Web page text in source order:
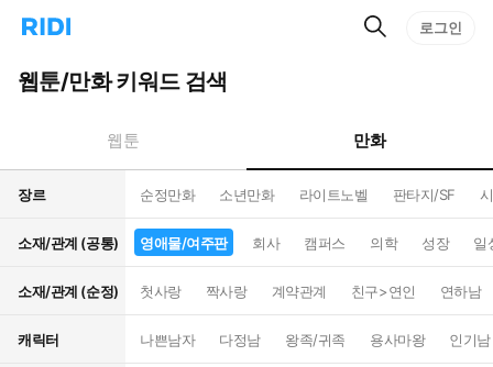
리
홈
으
턴
트
검
로그인
웹툰/만화 키워드 검색
웹툰 만화
장르 순정만화 소년만화 라이트노벨 판타지/SF
소재/관계 (공통) 영애물/여주판 회사 캠퍼스 의학 성장 일
소재/관계 (순정) 첫사랑 짝사랑 계약관계 친구>연인 연하남
캐릭터 나쁜남자 다정남 왕족/귀족 용사마왕 인기남